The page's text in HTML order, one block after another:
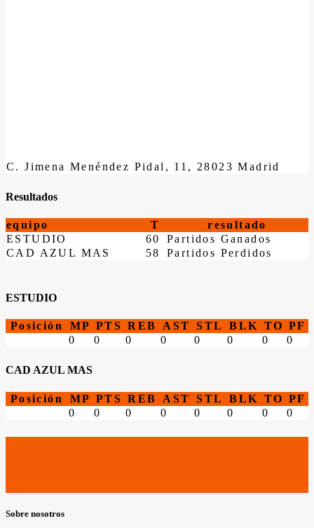
C. Jimena Menéndez Pidal, 11, 28023 Madrid
Resultados
equipo T
resultado
ESTUDIO
60
Partidos Ganados
CAD AZUL MAS
58 Partidos Perdidos
ESTUDIO
Posición MP PTS REB AST STL BLK TO PF
0
0 0 0 0 0 0 0
CAD AZUL MAS
Posición MP PTS REB AST STL BLK TO PF
0
0 0 0 0 0 0 0
Sobre nosotros